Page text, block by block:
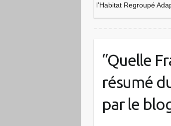
l’Habitat Regroupé
“Quelle
résumé
par le